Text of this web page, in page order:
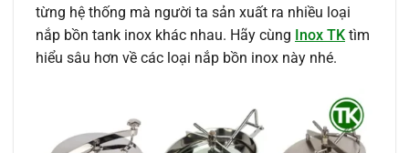
từng hệ thống mà người ta sản xuất ra nhiều loại
nắp bồn tank inox khác nhau. Hãy cùng Inox TK tìm
hiểu sâu hơn về các loại nắp bồn inox này nhé.